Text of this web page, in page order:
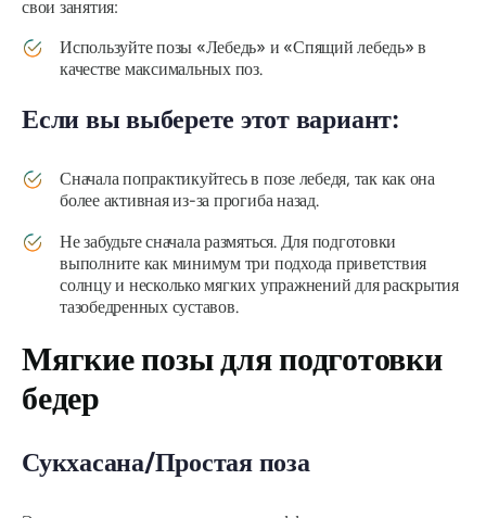
свои занятия:
Используйте позы «Лебедь» и «Спящий лебедь» в
качестве максимальных поз.
Если вы выберете этот вариант:
Сначала попрактикуйтесь в позе лебедя, так как она
более активная из-за прогиба назад.
Не забудьте сначала размяться. Для подготовки
выполните как минимум три подхода приветствия
солнцу и несколько мягких упражнений для раскрытия
тазобедренных суставов.
Мягкие позы для подготовки
бедер
Сукхасана/Простая поза